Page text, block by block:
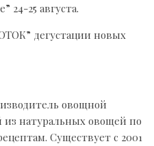
24-25 августа.
дегустации новых
овощной
из натуральных овощей по
Существует с 2001